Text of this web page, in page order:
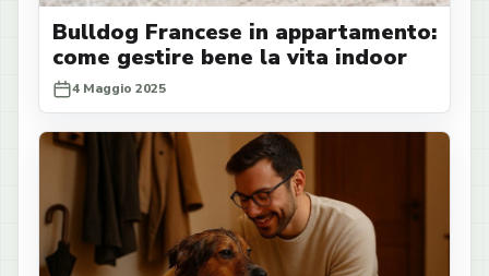
Bulldog Francese in appartamento:
come gestire bene la vita indoor
4 Maggio 2025